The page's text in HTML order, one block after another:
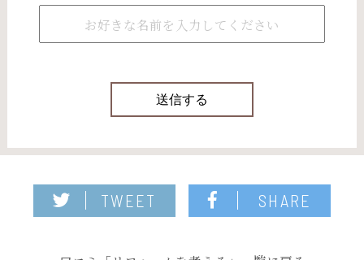
TWEET SHARE